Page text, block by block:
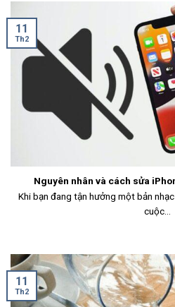
Nguyên nhân và cách sửa
Khi bạn đang tận hưởng một bản
cuộc...
11
Th2
11
Th2